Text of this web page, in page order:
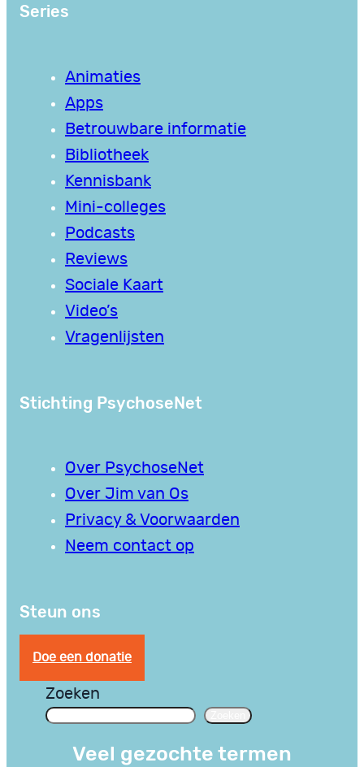
Series
Animaties
Apps
Betrouwbare informatie
Bibliotheek
Kennisbank
Mini-colleges
Podcasts
Reviews
Sociale Kaart
Video’s
Vragenlijsten
Stichting PsychoseNet
Over PsychoseNet
Over Jim van Os
Privacy & Voorwaarden
Neem contact op
Steun ons
Doe een donatie
Zoeken
Veel gezochte termen